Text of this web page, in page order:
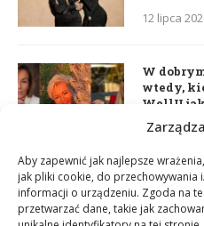
Aby zapewnić jak najlepsze
jak pliki cookie, do przechowywania
informacji o urządzeniu. Zgoda na
przetwarzać dane, takie jak
12 lipca
W
wtedy,
WellU
lidera
Daria
17